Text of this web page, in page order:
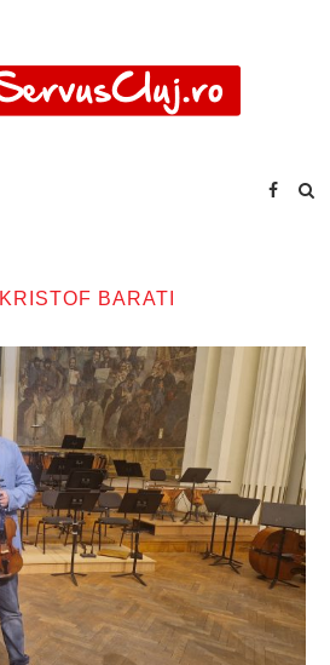
KRISTOF BARATI